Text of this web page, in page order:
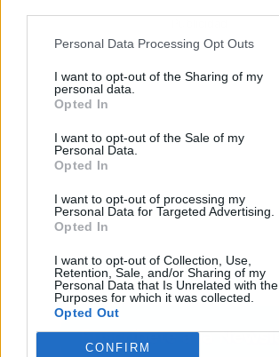
Personal Data Processing Opt Outs
I want to opt-out of the Sharing of my
personal data.
Opted In
I want to opt-out of the Sale of my
Personal Data.
Opted In
I want to opt-out of processing my
Personal Data for Targeted Advertising.
Opted In
I want to opt-out of Collection, Use,
Retention, Sale, and/or Sharing of my
Personal Data that Is Unrelated with the
Purposes for which it was collected.
Opted Out
CONFIRM